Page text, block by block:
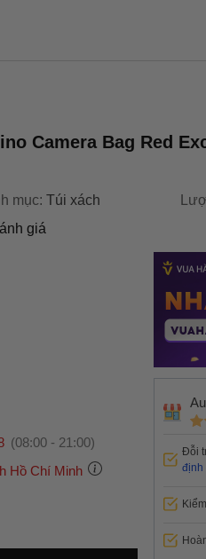
Camera Bag Red
mục: Túi xách
giá
(08:00 - 21:00)
Hồ Chí Minh
Đỗi
định